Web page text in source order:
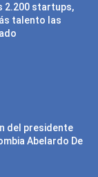
2.200 startups,
talento las
del presidente
Abelardo De